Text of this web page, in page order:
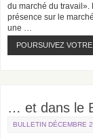
du marché du travail».
présence sur le
une …
POURSUIVEZ
… et dans le
BULLETIN DÉCEMBRE